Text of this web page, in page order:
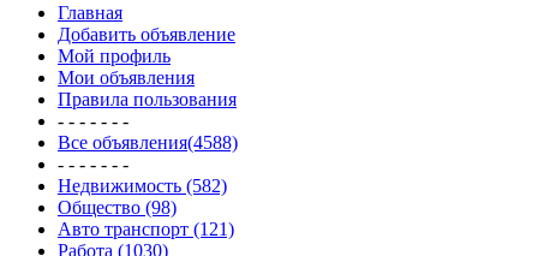
Главная
Добавить объявление
Мой профиль
Мои объявления
Правила пользования
- - - - - - -
Все объявления(4588)
- - - - - - -
Недвижимость (582)
Общество (98)
Авто транспорт (121)
Работа (1030)